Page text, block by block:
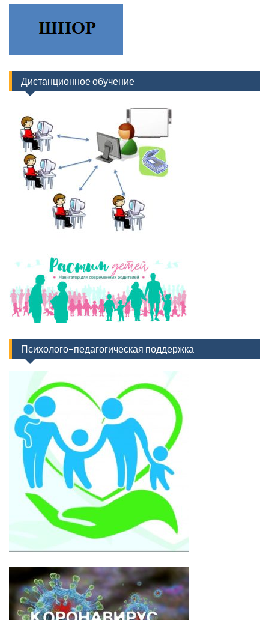
Дистанционное обучение
Психолого-педагогическая поддержка